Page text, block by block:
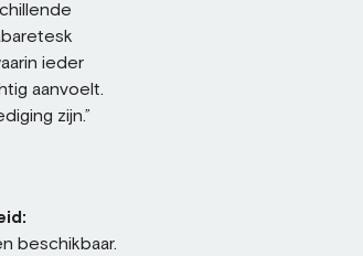
ieder
aanvoelt.
zijn.”
beschikbaar.